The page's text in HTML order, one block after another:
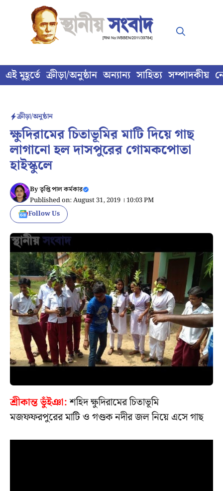
content
এই মুহূর্তে ক্রীড়া/অনুষ্ঠান অন্যান্য সাহিত্য সম্পাদকীয়
ক্রীড়া/অনুষ্ঠান
ক্ষুদিরামের চিতাভূমির মাটি দিয়ে গাছ
লাগানো হল দাসপুরের গোমকপোতা
হাইস্কুলে
Byতৃপ্তি পাল কর্মকার
Published on: August 31, 2019 । 10:03 PM
Follow Us
শ্রীকান্ত ভুঁইঞা:শহিদ ক্ষুদিরামের চিতাভূমি
মজফফরপুরের মাটি ও গণ্ডক নদীর জল নিয়ে এসে গাছ